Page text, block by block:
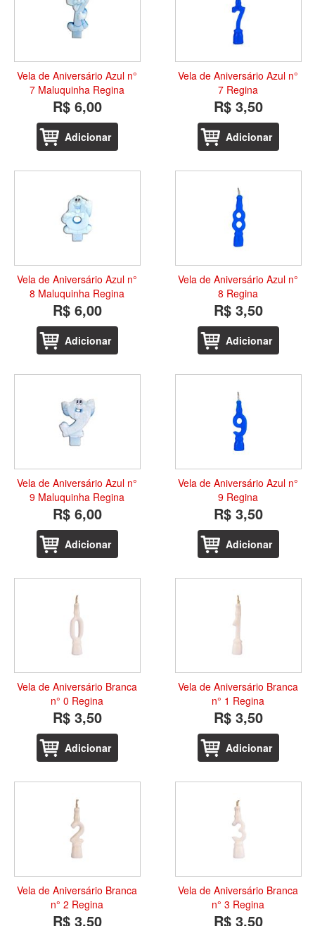
Vela de Aniversário Azul n°
7 Maluquinha Regina
R$ 6,00
Adicionar
Vela de Aniversário Azul n°
7 Regina
R$ 3,50
Adicionar
Vela de Aniversário Azul n°
8 Maluquinha Regina
R$ 6,00
Adicionar
Vela de Aniversário Azul n°
8 Regina
R$ 3,50
Adicionar
Vela de Aniversário Azul n°
9 Maluquinha Regina
R$ 6,00
Adicionar
Vela de Aniversário Azul n°
9 Regina
R$ 3,50
Adicionar
Vela de Aniversário Branca
n° 0 Regina
R$ 3,50
Adicionar
Vela de Aniversário Branca
n° 1 Regina
R$ 3,50
Adicionar
Vela de Aniversário Branca
n° 2 Regina
R$ 3,50
Vela de Aniversário Branca
n° 3 Regina
R$ 3,50